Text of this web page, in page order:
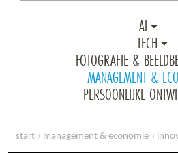
AI
TECH
FOTOGRAFIE &
MANAGEMENT &
PERSOONLIJKE
start management & economie